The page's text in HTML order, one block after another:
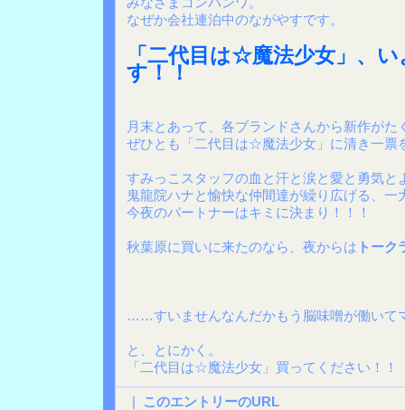
なぜか会社連泊中のながやすです。
「二代目は☆魔法少女」、
す！！
月末とあって、各ブランドさんから新作がた
ぜひとも「二代目は☆魔法少女」に清き一票
すみっこスタッフの血と汗と涙と愛と勇気と
鬼龍院ハナと愉快な仲間達が繰り広げる、一
今夜のパートナーはキミに決まり！！！
秋葉原に買いに来たのなら、夜からは トーク
……すいませんなんだかもう脳味噌が働いて
と、とにかく。
「二代目は☆魔法少女」買ってください！！
| このエントリーのURL